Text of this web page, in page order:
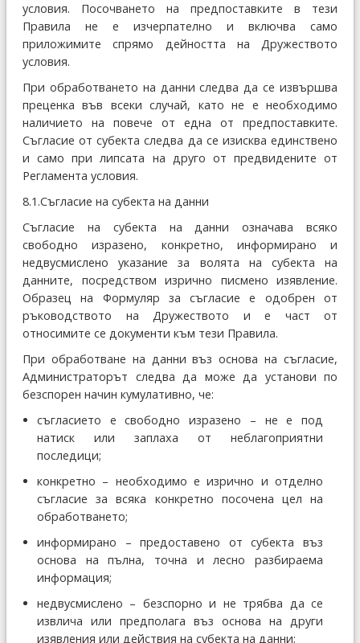
условия. Посочването на предпоставките в тези
Правила не е изчерпателно и включва само
приложимите спрямо дейността на Дружеството
условия.
При обработването на данни следва да се извършва
преценка във всеки случай, като не е необходимо
наличието на повече от една от предпоставките.
Съгласие от субекта следва да се изисква единствено
и само при липсата на друго от предвидените от
Регламента условия.
8.1.Съгласие на субекта на данни
Съгласие на субекта на данни означава всяко
свободно изразено, конкретно, информирано и
недвусмислено указание за волята на субекта на
данните, посредством изрично писмено изявление.
Образец на Формуляр за съгласие е одобрен от
ръководството на Дружеството и е част от
относимите се документи към тези Правила.
При обработване на данни въз основа на съгласие,
Администраторът следва да може да установи по
безспорен начин кумулативно, че:
съгласието е свободно изразено – не е под
натиск или заплаха от неблагоприятни
последици;
конкретно – необходимо е изрично и отделно
съгласие за всяка конкретно посочена цел на
обработването;
информирано – предоставено от субекта въз
основа на пълна, точна и лесно разбираема
информация;
недвусмислено – безспорно и не трябва да се
извлича или предполага въз основа на други
изявления или действия на субекта на данни;